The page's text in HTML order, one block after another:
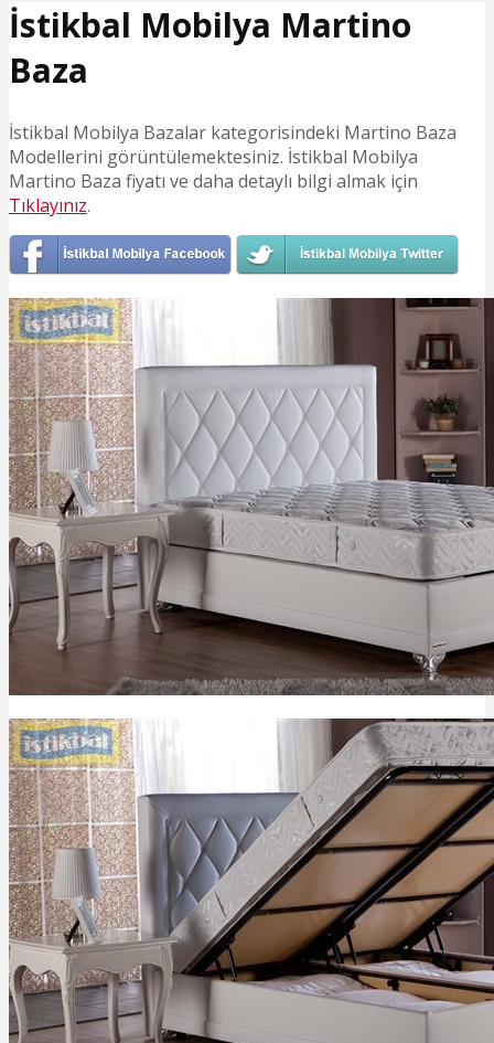
İstikbal Mobilya Martino
Baza
İstikbal Mobilya Bazalar kategorisindeki Martino Baza
Modellerini görüntülemektesiniz. İstikbal Mobilya
Martino Baza fiyatı ve daha detaylı bilgi almak için
Tıklayınız.